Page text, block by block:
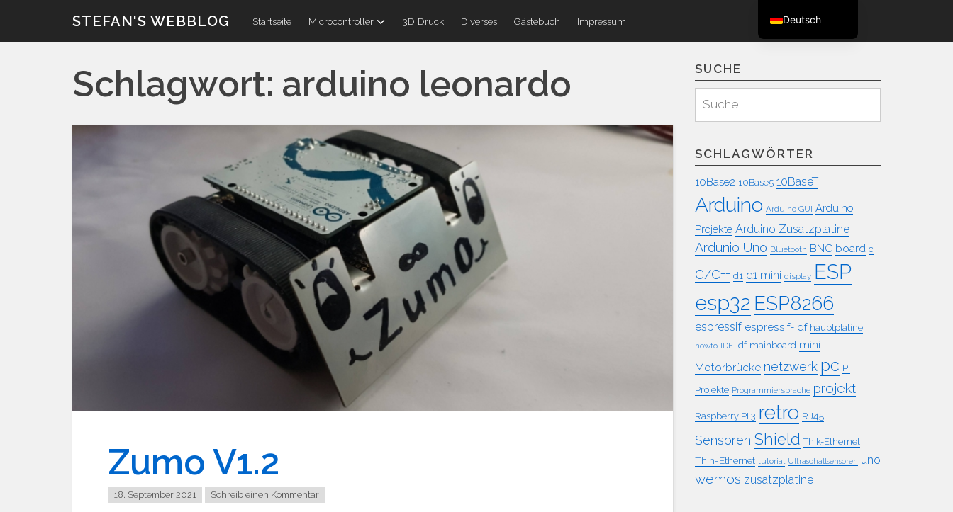
STEFAN'S WEBBLOG Startseite Microcontroller 3D Druck Diverses Gästebuch Impressum
Schlagwort: arduino leonardo
Zumo V1.2
18. September 2021 Schreib einen Kommentar
SUCHE
für:
Suchen
SCHLAGWÖRTER
10Base2 10Base5 10BaseT
Arduino Arduino GUI Arduino
Projekte Arduino Zusatzplatine
Ardunio Uno Bluetooth BNC board c
C/C++ d1 d1 mini display ESP
esp32 ESP8266
espressif espressif-idf hauptplatine
howto IDE idf mainboard mini
Motorbrücke netzwerk pc PI
Projekte Programmiersprache projekt
Raspberry PI 3 retro RJ45
Sensoren Shield Thik-Ethernet
Thin-Ethernet tutorial Ultraschallsensoren uno
wemos zusatzplatine
Deutsch
English (UK)